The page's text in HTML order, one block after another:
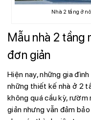
Nhà 2 tầng ở
Mẫu nhà 2 tầng
đơn giản
Hiện nay, những gia
những thiết kế nhà ở 2
không quá cầu kỳ,
giản nhưng vẫn đảm